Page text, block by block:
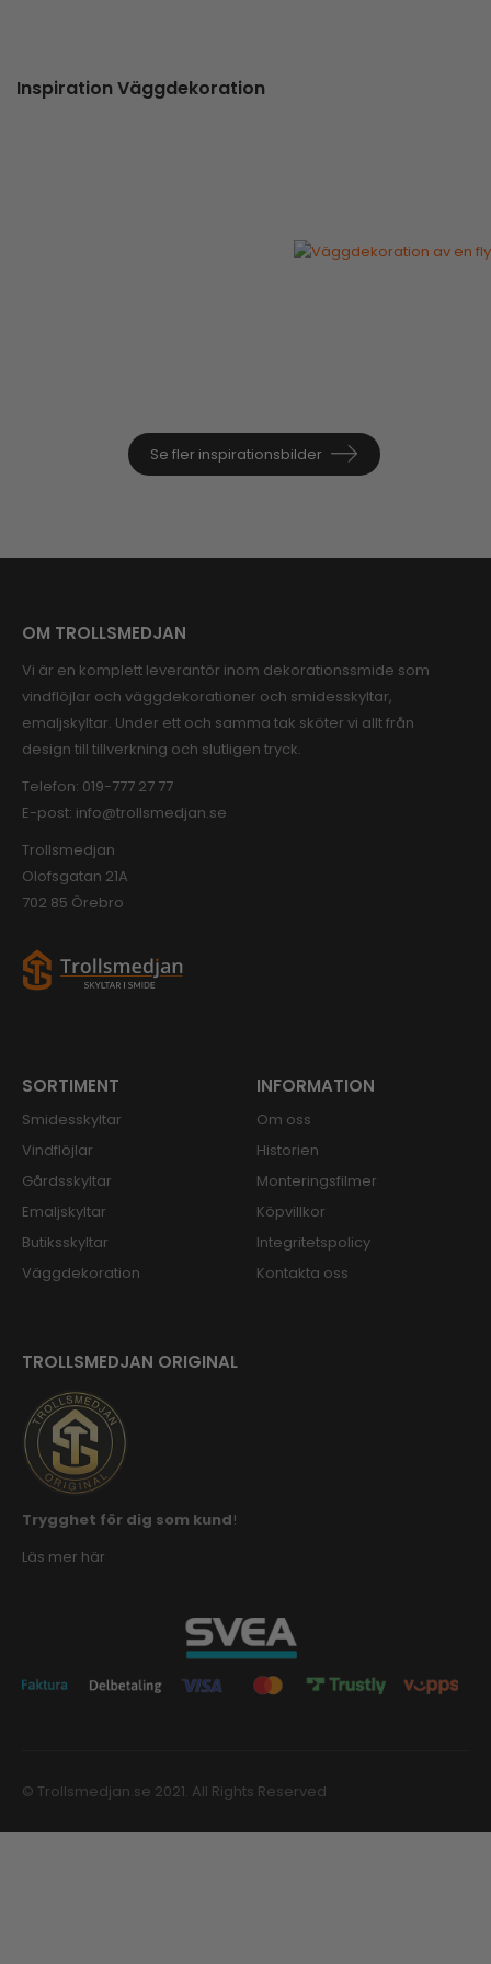
Inspiration Väggdekoration
Se fler inspirationsbilder
OM TROLLSMEDJAN
Vi är en komplett leverantör inom dekorationssmide som
vindflöjlar och väggdekorationer och smidesskyltar,
emaljskyltar. Under ett och samma tak sköter vi allt från
design till tillverkning och slutligen tryck.
Telefon: 019-777 27 77
E-post: info@trollsmedjan.se
Trollsmedjan
Olofsgatan 21A
702 85 Örebro
SORTIMENT
Smidesskyltar
Vindflöjlar
Gårdsskyltar
Emaljskyltar
Butiksskyltar
Väggdekoration
INFORMATION
Om oss
Historien
Monteringsfilmer
Köpvillkor
Integritetspolicy
Kontakta oss
TROLLSMEDJAN ORIGINAL
Trygghet för dig som kund!
Läs mer här
© Trollsmedjan.se 2021. All Rights Reserved